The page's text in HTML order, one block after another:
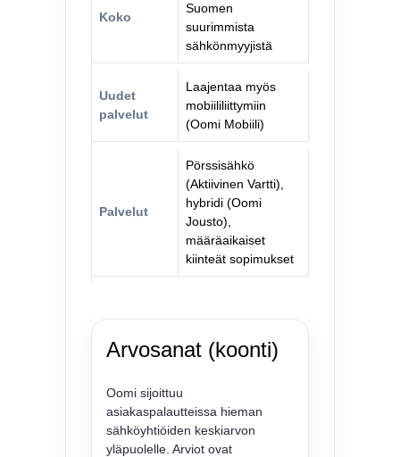
Koko
Suomen
suurimmista
sähkönmyyjistä
Uudet
palvelut
Laajentaa myös
mobiililiittymiin
(Oomi Mobiili)
Palvelut
Pörssisähkö
(Aktiivinen Vartti),
hybridi (Oomi
Jousto),
määräaikaiset
kiinteät sopimukset
Arvosanat (koonti)
Oomi sijoittuu
asiakaspalautteissa hieman
sähköyhtiöiden keskiarvon
yläpuolelle. Arviot ovat